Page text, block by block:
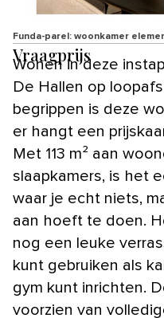
Funda-parel: woonkamer
Vraagprijs
Wonen in deze
De Hallen op
begrippen is deze
er hangt een
Met 113 m² aan
slaapkamers, is het
waar je echt niets,
aan hoeft te doen.
nog een leuke
kunt gebruiken als
gym kunt inrichten.
voorzien van